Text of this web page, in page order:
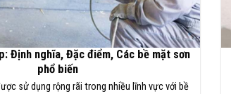
Định nghĩa, Đặc điểm, Các bề mặt sơn
phổ biến
sử dụng rộng rãi trong nhiều lĩnh vực với bề